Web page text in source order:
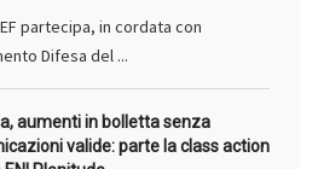
partecipa, in cordata con
Difesa del ...
aumenti in bolletta senza
valide: parte la class action